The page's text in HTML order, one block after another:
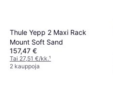
Thule Yepp 2 Maxi Rack
Mount Soft Sand
157,47 €
Tai 27,51 €/kk.¹
2 kauppoja